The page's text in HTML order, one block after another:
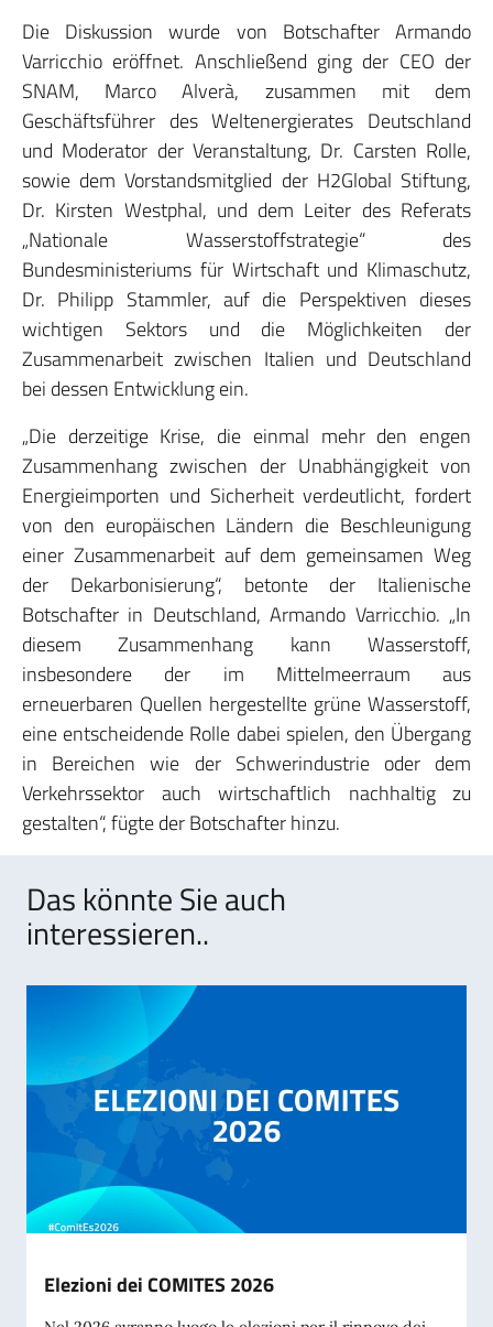
Die Diskussion wurde von Botschafter Armando
Varricchio eröffnet. Anschließend ging der CEO der
SNAM, Marco Alverà, zusammen mit dem
Geschäftsführer des Weltenergierates Deutschland
und Moderator der Veranstaltung, Dr. Carsten Rolle,
sowie dem Vorstandsmitglied der H2Global Stiftung,
Dr. Kirsten Westphal, und dem Leiter des Referats
„Nationale Wasserstoffstrategie“ des
Bundesministeriums für Wirtschaft und Klimaschutz,
Dr. Philipp Stammler, auf die Perspektiven dieses
wichtigen Sektors und die Möglichkeiten der
Zusammenarbeit zwischen Italien und Deutschland
bei dessen Entwicklung ein.
„Die derzeitige Krise, die einmal mehr den engen
Zusammenhang zwischen der Unabhängigkeit von
Energieimporten und Sicherheit verdeutlicht, fordert
von den europäischen Ländern die Beschleunigung
einer Zusammenarbeit auf dem gemeinsamen Weg
der Dekarbonisierung“, betonte der Italienische
Botschafter in Deutschland, Armando Varricchio. „In
diesem Zusammenhang kann Wasserstoff,
insbesondere der im Mittelmeerraum aus
erneuerbaren Quellen hergestellte grüne Wasserstoff,
eine entscheidende Rolle dabei spielen, den Übergang
in Bereichen wie der Schwerindustrie oder dem
Verkehrssektor auch wirtschaftlich nachhaltig zu
gestalten“, fügte der Botschafter hinzu.
Das könnte Sie auch
interessieren..
Elezioni dei COMITES 2026